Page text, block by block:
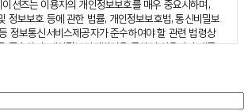
션즈는 이용자의 개인정보보호를 매우 중요시하며,
정보보호 등에 관한 법률, 개인정보보호법, 통신비밀보
정보통신서비스제공자가 준수하여야 할 관련 법령상
준수하며, 개인정보처리방침을 통하여 이용자가 제공
고 있는지 알려드립니다.
션즈는 개인정보처리방침의 지속적인 개선을 위하여
정하고 있으며, 개인정보처리방침을 회사의 필요와